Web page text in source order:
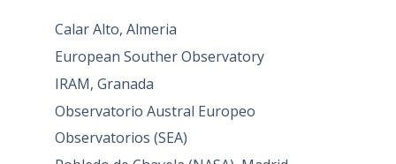
Calar Alto, Almeria
European Souther Observatory
IRAM, Granada
Observatorio Austral Europeo
Observatorios (SEA)